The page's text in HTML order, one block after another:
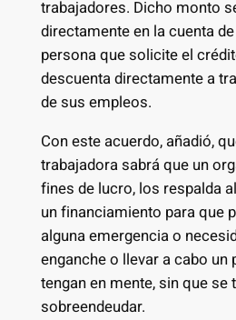
trabajadores. Dicho monto
directamente en la cuenta
persona que solicite el
descuenta directamente a
de sus empleos.
Con este acuerdo, añadió,
trabajadora sabrá que un
fines de lucro, los respalda
un financiamiento para que
alguna emergencia o
enganche o llevar a cabo un
tengan en mente, sin que se
sobreendeudar.